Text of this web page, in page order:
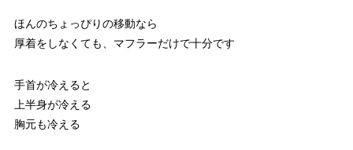
ほんのちょっぴりの移動なら
厚着をしなくても、マフラーだけで十分です
手首が冷えると
上半身が冷える
胸元も冷える